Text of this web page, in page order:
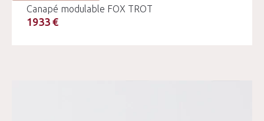
Canapé modulable FOX TROT
1933 €